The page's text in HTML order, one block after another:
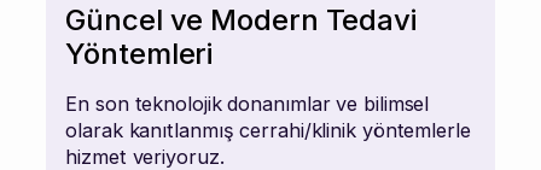
Güncel ve Modern Tedavi
Yöntemleri
En son teknolojik donanımlar ve bilimsel
olarak kanıtlanmış cerrahi/klinik yöntemlerle
hizmet veriyoruz.